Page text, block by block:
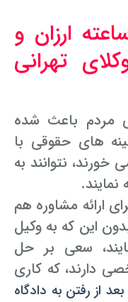
حقوقی ۲۴ ساعته ارزان و
تهرانی
مردم باعث شده
های حقوقی با
نتوانند به
ارائه مشاوره هم
این که به وکیل
سعی بر حل
دارند، که کاری
از رفتن به دادگاه